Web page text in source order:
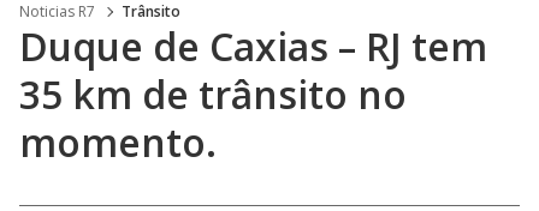
Noticias R7 Trânsito
Duque de Caxias – RJ tem
35 km de trânsito no
momento.